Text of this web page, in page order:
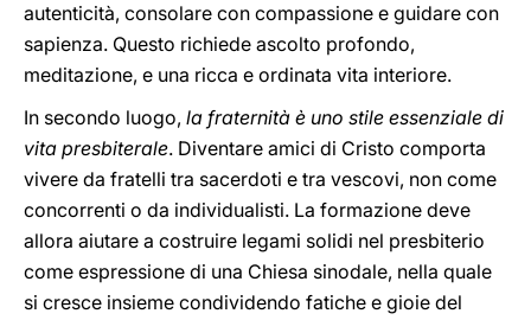
autenticità, consolare con compassione e guidare con
sapienza. Questo richiede ascolto profondo,
meditazione, e una ricca e ordinata vita interiore.
In secondo luogo, la fraternità è uno stile essenziale di
vita presbiterale. Diventare amici di Cristo comporta
vivere da fratelli tra sacerdoti e tra vescovi, non come
concorrenti o da individualisti. La formazione deve
allora aiutare a costruire legami solidi nel presbiterio
come espressione di una Chiesa sinodale, nella quale
si cresce insieme condividendo fatiche e gioie del